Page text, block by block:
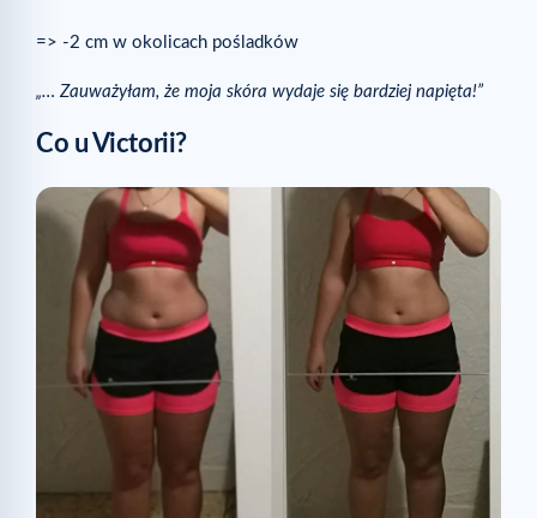
=> -2 cm w okolicach pośladków
„… Zauważyłam, że moja skóra wydaje się bardziej napięta!”
Co u Victorii?